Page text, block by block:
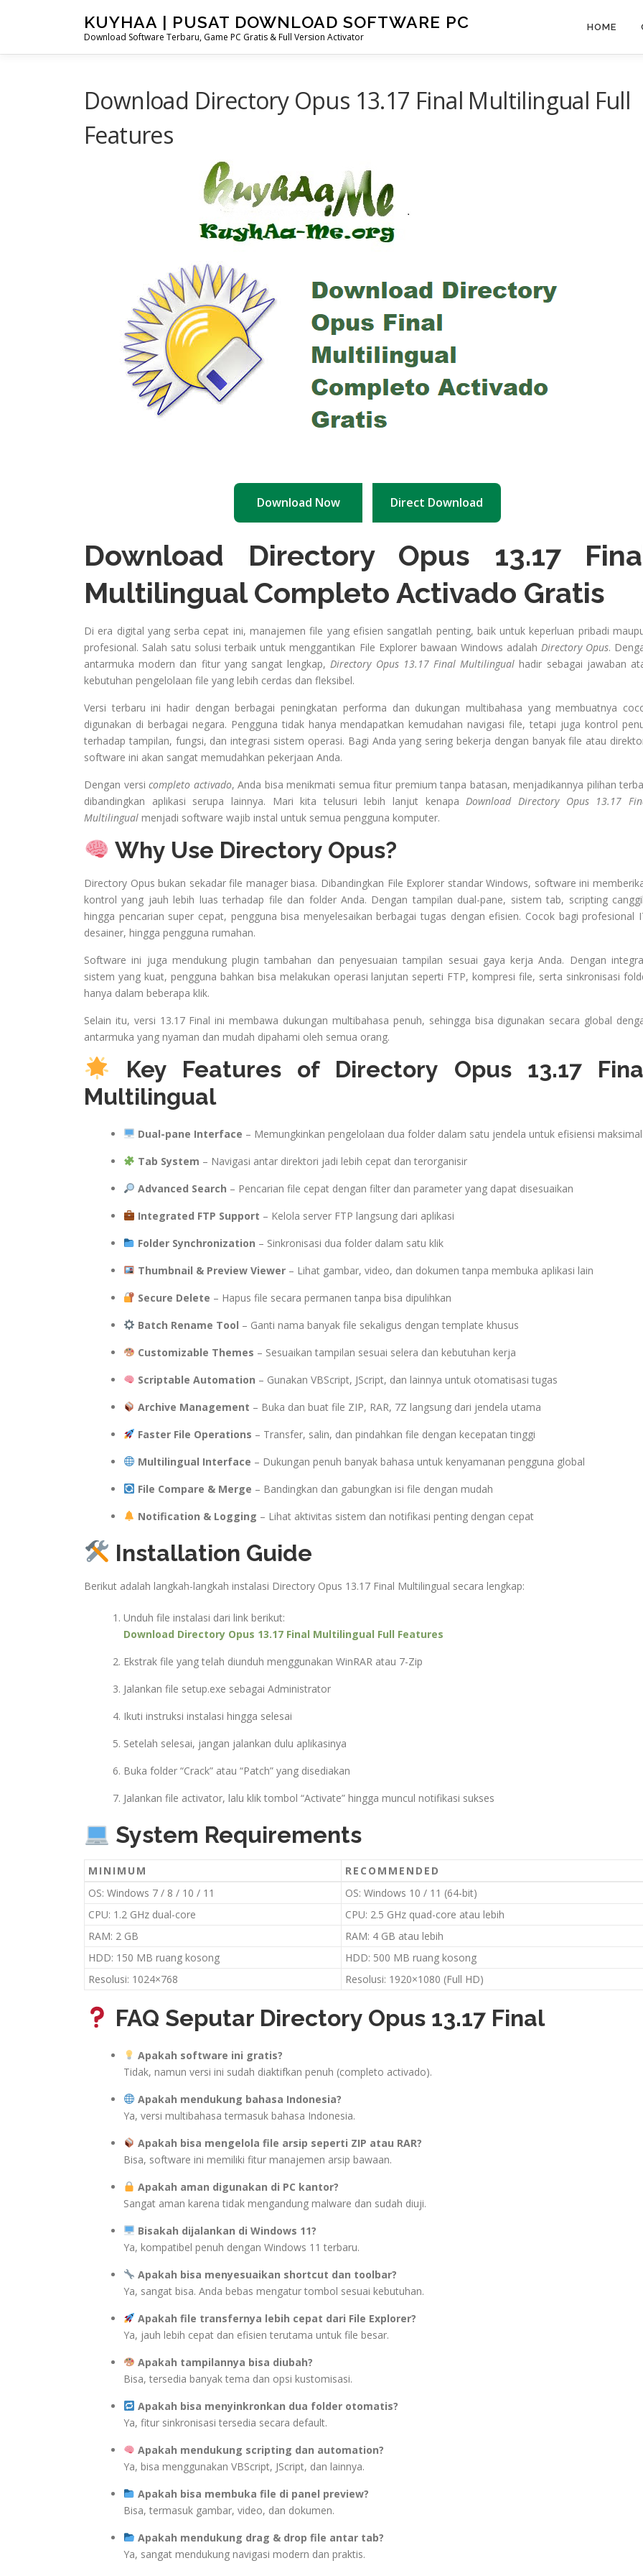
KUYHAA | PUSAT DOWNLOAD SOFTWARE PC
Download Software Terbaru, Game PC Gratis & Full Version Activator
HOME
Download Directory Opus 13.17 Final Multilingual Full
Features
Download Now Direct Download
Download Directory Opus 13.17
Multilingual Completo Activado Gratis
Di era digital yang serba cepat ini, manajemen file yang efisien sangatlah penting, baik untuk keperluan pribadi
profesional. Salah satu solusi terbaik untuk menggantikan File Explorer bawaan Windows adalah Directory Opus.
antarmuka modern dan fitur yang sangat lengkap,Directory Opus 13.17 Final Multilingual hadir sebagai jawaban
kebutuhan pengelolaan file yang lebih cerdas dan fleksibel.
Versi terbaru ini hadir dengan berbagai peningkatan performa dan dukungan multibahasa yang membuatnya
digunakan di berbagai negara. Pengguna tidak hanya mendapatkan kemudahan navigasi file, tetapi juga kontrol
terhadap tampilan, fungsi, dan integrasi sistem operasi. Bagi Anda yang sering bekerja dengan banyak file atau
software ini akan sangat memudahkan pekerjaan Anda.
Dengan versi completo activado, Anda bisa menikmati semua fitur premium tanpa batasan, menjadikannya pilihan
dibandingkan aplikasi serupa lainnya. Mari kita telusuri lebih lanjut kenapaDownload Directory Opus 13.17
Multilingual menjadi software wajib instal untuk semua pengguna komputer.
Why Use Directory Opus?
Directory Opus bukan sekadar file manager biasa. Dibandingkan File Explorer standar Windows, software ini
kontrol yang jauh lebih luas terhadap file dan folder Anda. Dengan tampilan dual-pane, sistem tab, scripting
hingga pencarian super cepat, pengguna bisa menyelesaikan berbagai tugas dengan efisien. Cocok bagi profesional
desainer, hingga pengguna rumahan.
Software ini juga mendukung plugin tambahan dan penyesuaian tampilan sesuai gaya kerja Anda. Dengan
sistem yang kuat, pengguna bahkan bisa melakukan operasi lanjutan seperti FTP, kompresi file, serta sinkronisasi
hanya dalam beberapa klik.
Selain itu, versi 13.17 Final ini membawa dukungan multibahasa penuh, sehingga bisa digunakan secara global
antarmuka yang nyaman dan mudah dipahami oleh semua orang.
Key Features of Directory Opus 13.17
Multilingual
Dual-pane Interface – Memungkinkan pengelolaan dua folder dalam satu jendela untuk efisiensi maksimal
Tab System – Navigasi antar direktori jadi lebih cepat dan terorganisir
Advanced Search – Pencarian file cepat dengan filter dan parameter yang dapat disesuaikan
Integrated FTP Support – Kelola server FTP langsung dari aplikasi
Folder Synchronization – Sinkronisasi dua folder dalam satu klik
Thumbnail & Preview Viewer– Lihat gambar, video, dan dokumen tanpa membuka aplikasi lain
Secure Delete – Hapus file secara permanen tanpa bisa dipulihkan
Batch Rename Tool – Ganti nama banyak file sekaligus dengan template khusus
Customizable Themes – Sesuaikan tampilan sesuai selera dan kebutuhan kerja
Scriptable Automation – Gunakan VBScript, JScript, dan lainnya untuk otomatisasi tugas
Archive Management – Buka dan buat file ZIP, RAR, 7Z langsung dari jendela utama
Faster File Operations – Transfer, salin, dan pindahkan file dengan kecepatan tinggi
Multilingual Interface – Dukungan penuh banyak bahasa untuk kenyamanan pengguna global
File Compare & Merge – Bandingkan dan gabungkan isi file dengan mudah
Notification & Logging – Lihat aktivitas sistem dan notifikasi penting dengan cepat
Installation Guide
Berikut adalah langkah-langkah instalasi Directory Opus 13.17 Final Multilingual secara lengkap:
Unduh file instalasi dari link berikut:
Download Directory Opus 13.17 Final Multilingual Full Features
Ekstrak file yang telah diunduh menggunakan WinRAR atau 7-Zip
Jalankan file setup.exe sebagai Administrator
Ikuti instruksi instalasi hingga selesai
Setelah selesai, jangan jalankan dulu aplikasinya
Buka folder “Crack” atau “Patch” yang disediakan
Jalankan file activator, lalu klik tombol “Activate” hingga muncul notifikasi sukses
System Requirements
MINIMUM
RECOMMENDED
OS: Windows 7 / 8 / 10 / 11
OS: Windows 10 / 11 (64-bit)
CPU: 1.2 GHz dual-core
CPU: 2.5 GHz quad-core atau lebih
RAM: 2 GB
RAM: 4 GB atau lebih
HDD: 150 MB ruang kosong
HDD: 500 MB ruang kosong
Resolusi: 1024×768
Resolusi: 1920×1080 (Full HD)
FAQ Seputar Directory Opus 13.17 Final
Apakah software ini gratis?
Tidak, namun versi ini sudah diaktifkan penuh (completo activado).
Apakah mendukung bahasa Indonesia?
Ya, versi multibahasa termasuk bahasa Indonesia.
Apakah bisa mengelola file arsip seperti ZIP atau RAR?
Bisa, software ini memiliki fitur manajemen arsip bawaan.
Apakah aman digunakan di PC kantor?
Sangat aman karena tidak mengandung malware dan sudah diuji.
Bisakah dijalankan di Windows 11?
Ya, kompatibel penuh dengan Windows 11 terbaru.
Apakah bisa menyesuaikan shortcut dan toolbar?
Ya, sangat bisa. Anda bebas mengatur tombol sesuai kebutuhan.
Apakah file transfernya lebih cepat dari File Explorer?
Ya, jauh lebih cepat dan efisien terutama untuk file besar.
Apakah tampilannya bisa diubah?
Bisa, tersedia banyak tema dan opsi kustomisasi.
Apakah bisa menyinkronkan dua folder otomatis?
Ya, fitur sinkronisasi tersedia secara default.
Apakah mendukung scripting dan automation?
Ya, bisa menggunakan VBScript, JScript, dan lainnya.
Apakah bisa membuka file di panel preview?
Bisa, termasuk gambar, video, dan dokumen.
Apakah mendukung drag & drop file antar tab?
Ya, sangat mendukung navigasi modern dan praktis.